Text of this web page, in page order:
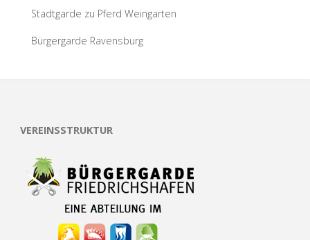
Stadtgarde zu Pferd Weingarten
Bürgergarde Ravensburg
VEREINSSTRUKTUR